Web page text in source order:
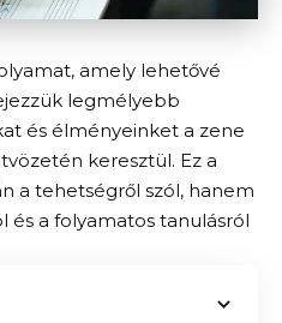
amely lehetővé
legmélyebb
és élményeinket a zene
keresztül. Ez a
a tehetségről szól, hanem
és a folyamatos tanulásról